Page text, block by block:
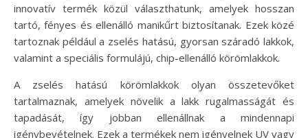
innovatív termék közül választhatunk, amelyek hosszan
tartó, fényes és ellenálló manikűrt biztosítanak. Ezek közé
tartoznak például a zselés hatású, gyorsan száradó lakkok,
valamint a speciális formulájú, chip-ellenálló körömlakkok.
A zselés hatású körömlakkok olyan összetevőket
tartalmaznak, amelyek növelik a lakk rugalmasságát és
tapadását, így jobban ellenállnak a mindennapi
igénybevételnek. Ezek a termékek nem igényelnek UV vagy